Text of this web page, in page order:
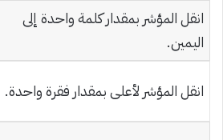
انقل المؤشر بمقدار كلمة واحدة إلى
اليمين.
انقل المؤشر لأعلى بمقدار فقرة واحدة.